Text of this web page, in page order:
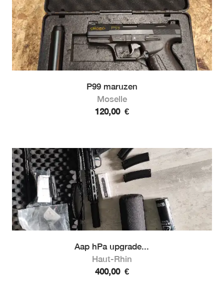
P99 maruzen
Moselle
120,00 €
Aap hPa upgrade...
Haut-Rhin
400,00 €